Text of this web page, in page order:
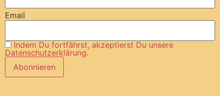
Email
Indem Du fortfährst, akzeptierst Du unsere
Datenschutzerklärung.